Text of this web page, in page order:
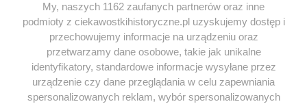
SERWIS
SPOŁECZNOŚĆ
WSPÓŁPRACA
My, naszych 1162 zaufanych partnerów oraz inne
podmioty z ciekawostkihistoryczne.pl uzyskujemy dostęp i
przechowujemy informacje na urządzeniu oraz
przetwarzamy dane osobowe, takie jak unikalne
identyfikatory, standardowe informacje wysyłane przez
urządzenie czy dane przeglądania w celu zapewniania
spersonalizowanych reklam, wybór spersonalizowanych